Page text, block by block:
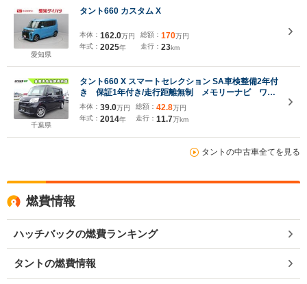
愛知県
タント660 カスタム X
本体： 162.0万円
年式： 2025年
総額： 170万円
走行： 23km
千葉県
タント660 X スマートセレクション SA車検整備2年付
き 保証1年付き/走行距離無制 メモリーナビ ワン
セグ キーレス アイドリングストップ スマートア
シスト 衝突軽減ブレーキ 両側スライドドア 社外
14インチAW タイミングチェーン
本体： 39.0万円
年式： 2014年
総額： 42.8万円
走行： 11.7万km
タントの中古車全てを見る
燃費情報
ハッチバックの燃費ランキング
タントの燃費情報